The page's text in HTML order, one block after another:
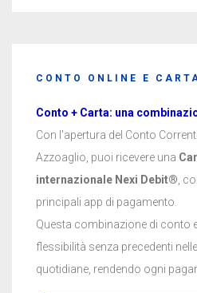
CONTO ONLINE E
Conto + Carta: una
Con l'apertura del Conto
Azzoaglio, puoi ricevere una
internazionale Nexi Debit® ,
principali app di pagamento.
Questa combinazione di conto
flessibilità senza precedenti
quotidiane, rendendo ogni